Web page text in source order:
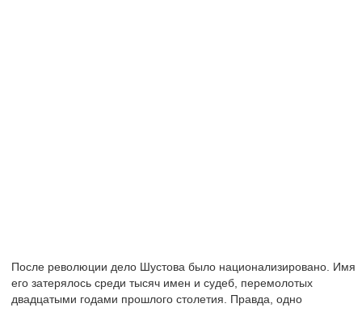
После революции дело Шустова было национализировано. Имя
его затерялось среди тысяч имен и судеб, перемолотых
двадцатыми годами прошлого столетия. Правда, одно